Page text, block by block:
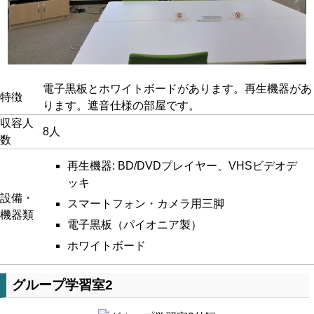
特徴
電子黒板とホワイトボードがあります。再生機器があ
ります。遮音仕様の部屋です。
収容人
数
8人
設備・
機器類
再生機器: BD/DVDプレイヤー、VHSビデオデ
ッキ
スマートフォン・カメラ用三脚
電子黒板（パイオニア製）
ホワイトボード
グループ学習室2